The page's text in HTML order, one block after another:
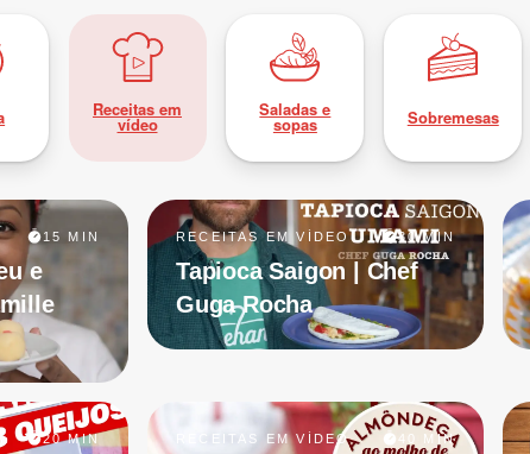
Receitas em
vídeo
Saladas e
sopas Sobremesas
15 MIN
e
RECEITAS EM VÍDEO 30 MIN
Tapioca Saigon | Chef
Guga Rocha
20 MIN RECEITAS EM VÍDEO 40 MIN